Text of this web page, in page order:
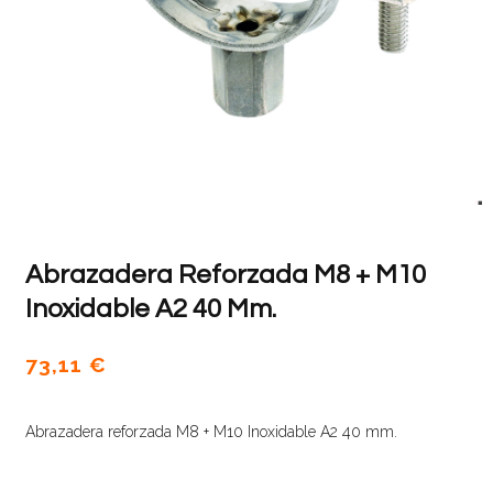
Abrazadera Reforzada M8 + M10
Inoxidable A2 40 Mm.
73,11€
Abrazadera reforzada M8 + M10 Inoxidable A2 40 mm.